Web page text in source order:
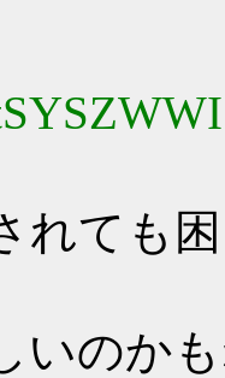
れても
いのか